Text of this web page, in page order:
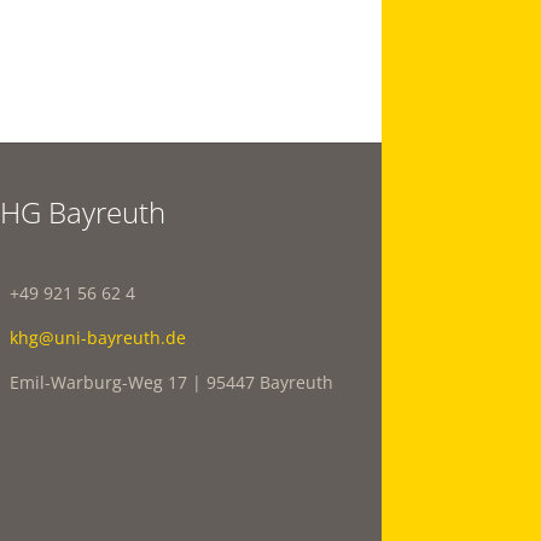
Bayreuth
+49 921 56 62 4
khg@uni-bayreuth.de
Emil-Warburg-Weg 17 | 95447 Bayreuth